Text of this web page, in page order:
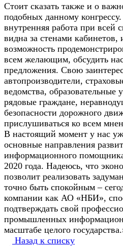
Стоит сказать также и о
подобных данному
внутренняя работа при всей
видна за стенами
возможность
всем желающим, обсудить
предложения. Свою
автопроизводители,
ведомства, образовательные
рядовые граждане,
безопасности дорожного
прислушиваться ко всем
В настоящий момент у нас
основные направления
информационного
2020 года. Надеюсь, что
позволит реализовать
точно быть спокойным –
компании как АО «НБИ»,
подтверждать свой
промышленных
масштабе целого
Назад к списку